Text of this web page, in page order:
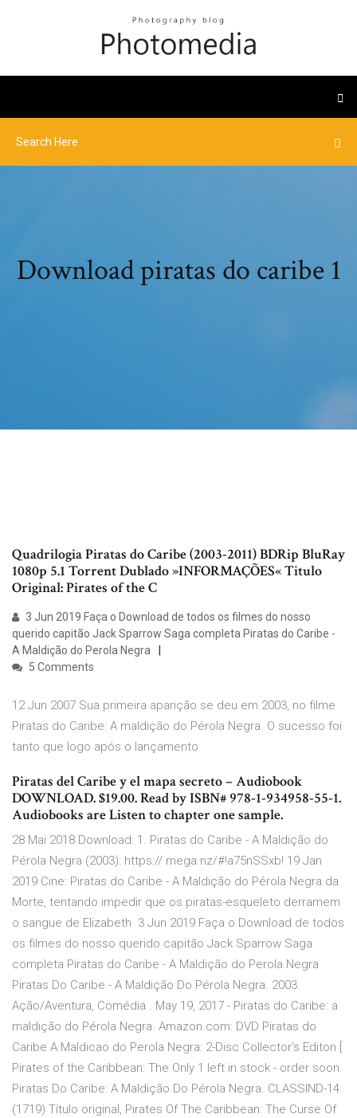
Download piratas do caribe 1
Quadrilogia Piratas do Caribe (2003-2011) BDRip BluRay
1080p 5.1 Torrent Dublado »INFORMAÇÕES« Titulo
Original: Pirates of the C
3 Jun 2019 Faça o Download de todos os filmes do nosso
querido capitão Jack Sparrow Saga completa Piratas do Caribe -
A Maldição do Perola Negra
5 Comments
12 Jun 2007 Sua primeira aparição se deu em 2003, no filme
Piratas do Caribe: A maldição do Pérola Negra. O sucesso foi
tanto que logo após o lançamento
Piratas del Caribe y el mapa secreto – Audiobook
DOWNLOAD. $19.00. Read by ISBN# 978-1-934958-55-1.
Audiobooks are Listen to chapter one sample.
28 Mai 2018 Download: 1. Piratas do Caribe - A Maldição do
Pérola Negra (2003): https:// mega.nz/#!a75nSSxb! 19 Jan
2019 Cine: Piratas do Caribe - A Maldição do Pérola Negra da
Morte, tentando impedir que os piratas-esqueleto derramem
o sangue de Elizabeth 3 Jun 2019 Faça o Download de todos
os filmes do nosso querido capitão Jack Sparrow Saga
completa Piratas do Caribe - A Maldição do Perola Negra
Piratas Do Caribe - A Maldição Do Pérola Negra. ‪2003‬.
Ação/Aventura, Comédia . May 19, 2017 - Piratas do Caribe: a
maldição do Pérola Negra. Amazon.com: DVD Piratas do
Caribe A Maldicao do Perola Negra: 2-Disc Collector's Editon [
Pirates of the Caribbean: The Only 1 left in stock - order soon.
Piratas Do Caribe: A Maldição Do Pérola Negra. CLASSIND-14.
(1719) Título original, Pirates Of The Caribbean: The Curse Of